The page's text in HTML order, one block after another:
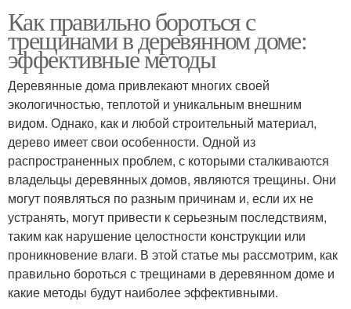
Как правильно бороться с
трещинами в деревянном доме:
эффективные методы
Деревянные дома привлекают многих своей
экологичностью, теплотой и уникальным внешним
видом. Однако, как и любой строительный материал,
дерево имеет свои особенности. Одной из
распространенных проблем, с которыми сталкиваются
владельцы деревянных домов, являются трещины. Они
могут появляться по разным причинам и, если их не
устранять, могут привести к серьезным последствиям,
таким как нарушение целостности конструкции или
проникновение влаги. В этой статье мы рассмотрим, как
правильно бороться с трещинами в деревянном доме и
какие методы будут наиболее эффективными.